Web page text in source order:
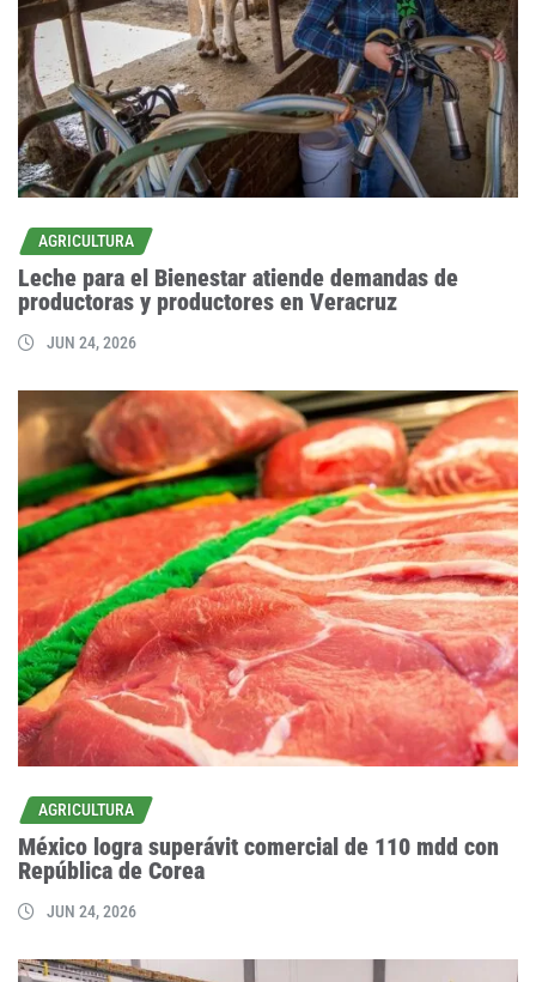
AGRICULTURA
Leche para el Bienestar atiende demandas de
productoras y productores en Veracruz
JUN 24, 2026
AGRICULTURA
México logra superávit comercial de 110 mdd con
República de Corea
JUN 24, 2026